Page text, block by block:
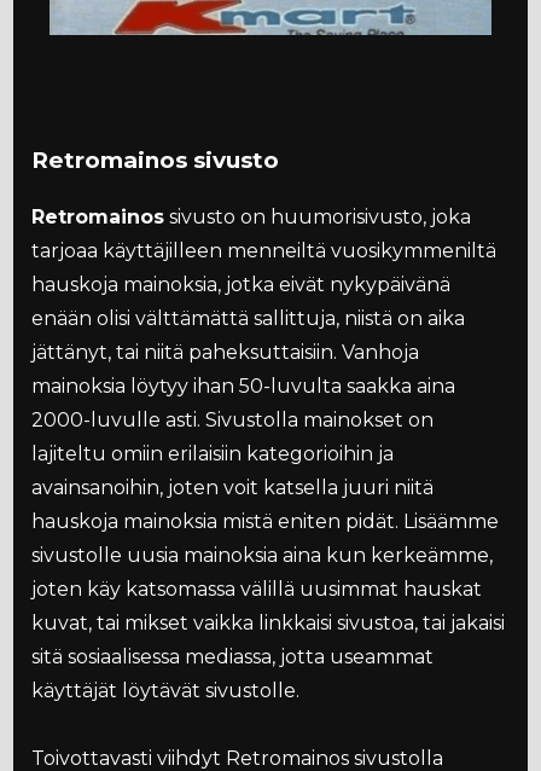
Retromainos sivusto
Retromainos sivusto on huumorisivusto, joka
tarjoaa käyttäjilleen menneiltä vuosikymmeniltä
hauskoja mainoksia, jotka eivät nykypäivänä
enään olisi välttämättä sallittuja, niistä on aika
jättänyt, tai niitä paheksuttaisiin. Vanhoja
mainoksia löytyy ihan 50-luvulta saakka aina
2000-luvulle asti. Sivustolla mainokset on
lajiteltu omiin erilaisiin kategorioihin ja
avainsanoihin, joten voit katsella juuri niitä
hauskoja mainoksia mistä eniten pidät. Lisäämme
sivustolle uusia mainoksia aina kun kerkeämme,
joten käy katsomassa välillä uusimmat hauskat
kuvat, tai mikset vaikka linkkaisi sivustoa, tai jakaisi
sitä sosiaalisessa mediassa, jotta useammat
käyttäjät löytävät sivustolle.
Toivottavasti viihdyt Retromainos sivustolla